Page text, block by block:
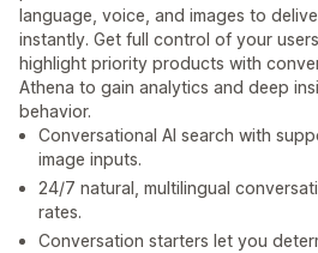
language, voice, and images to
instantly. Get full control of your
highlight priority products with
Athena to gain analytics and deep
behavior.
Conversational AI search with
image inputs.
24/7 natural, multilingual
rates.
Conversation starters let you